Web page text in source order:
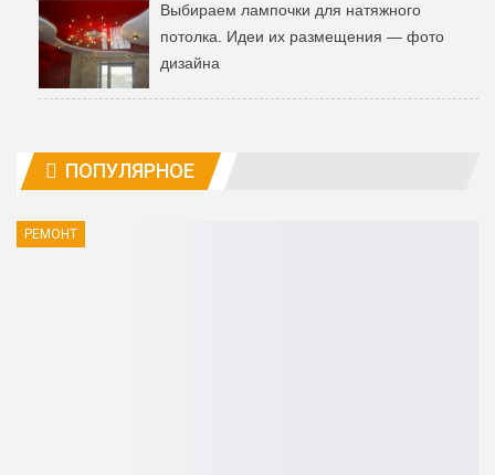
Выбираем лампочки для натяжного
потолка. Идеи их размещения — фото
дизайна
ПОПУЛЯРНОЕ
РЕМОНТ